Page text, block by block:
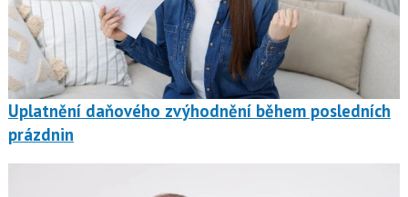
Uplatnění daňového zvýhodnění během posledních
prázdnin